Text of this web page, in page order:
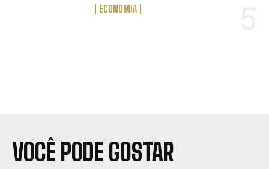
ECONOMIA
VOCÊ PODE GOSTAR